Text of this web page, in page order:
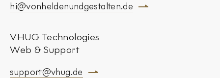
hi@vonheldenundgestalten.de
VHUG Technologies
Web & Support
support@vhug.de